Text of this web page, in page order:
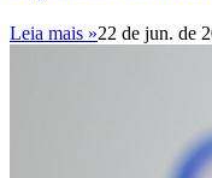
Leia mais »22 de jun. de